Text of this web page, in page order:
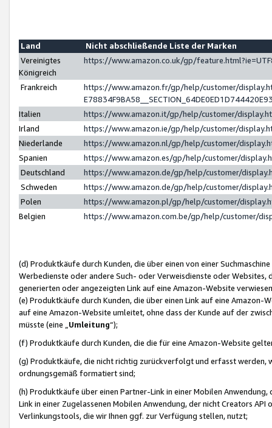
Land
Nicht abschließende Liste der Marken
Vereinigtes
Königreich
https://www.amazon.co.uk/gp/
Frankreich
https://www.amazon.fr/gp/help/customer/
Italien
https://www.amazon.it/gp/help/customer/
Irland
https://www.amazon.ie/gp/help/customer/
Niederlande
https://www.amazon.nl/gp/help/customer/
Spanien
https://www.amazon.es/gp/help/customer/
Deutschland
https://www.amazon.de/gp/help/customer/
Schweden
https://www.amazon.de/gp/help/customer/
Polen
https://www.amazon.pl/gp/help/customer/
Belgien
https://www.amazon.com.be/gp/help/customer/
(d) Produktkäufe durch Kunden, die über einen von einer
Werbedienste oder andere Such- oder Verweisdienste oder Websites,
generierten oder angezeigten Link auf eine Amazon-Website
(e) Produktkäufe durch Kunden, die über einen Link auf eine
auf eine Amazon-Website umleitet, ohne dass der Kunde auf der
müsste (eine „ Umleitung“);
(f) Produktkäufe durch Kunden, die die für eine Amazon-Website
(g) Produktkäufe, die nicht richtig zurückverfolgt und erfasst werden,
ordnungsgemäß formatiert sind;
(h) Produktkäufe über einen Partner-Link in einer Mobilen
Link in einer Zugelassenen Mobilen Anwendung, der nicht Creators
Verlinkungstools, die wir Ihnen ggf. zur Verfügung stellen, nutzt;